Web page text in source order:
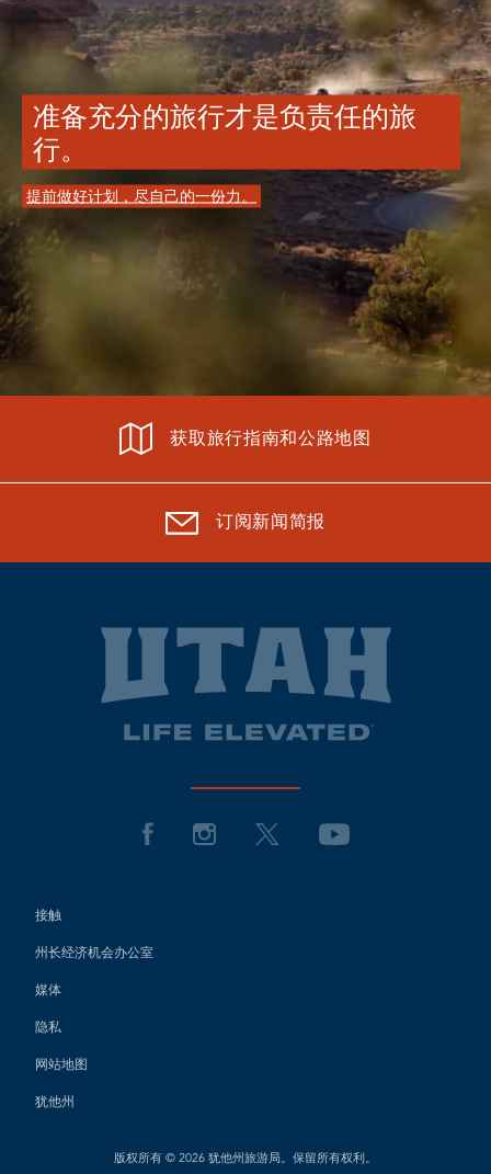
准备充分的旅行才是负责任的旅
行。
提前做好计划，尽自己的一份力。
获取旅行指南和公路地图
订阅新闻简报
接触
州长经济机会办公室
媒体
隐私
网站地图
犹他州
版权所有 © 2026 犹他州旅游局。保留所有权利。